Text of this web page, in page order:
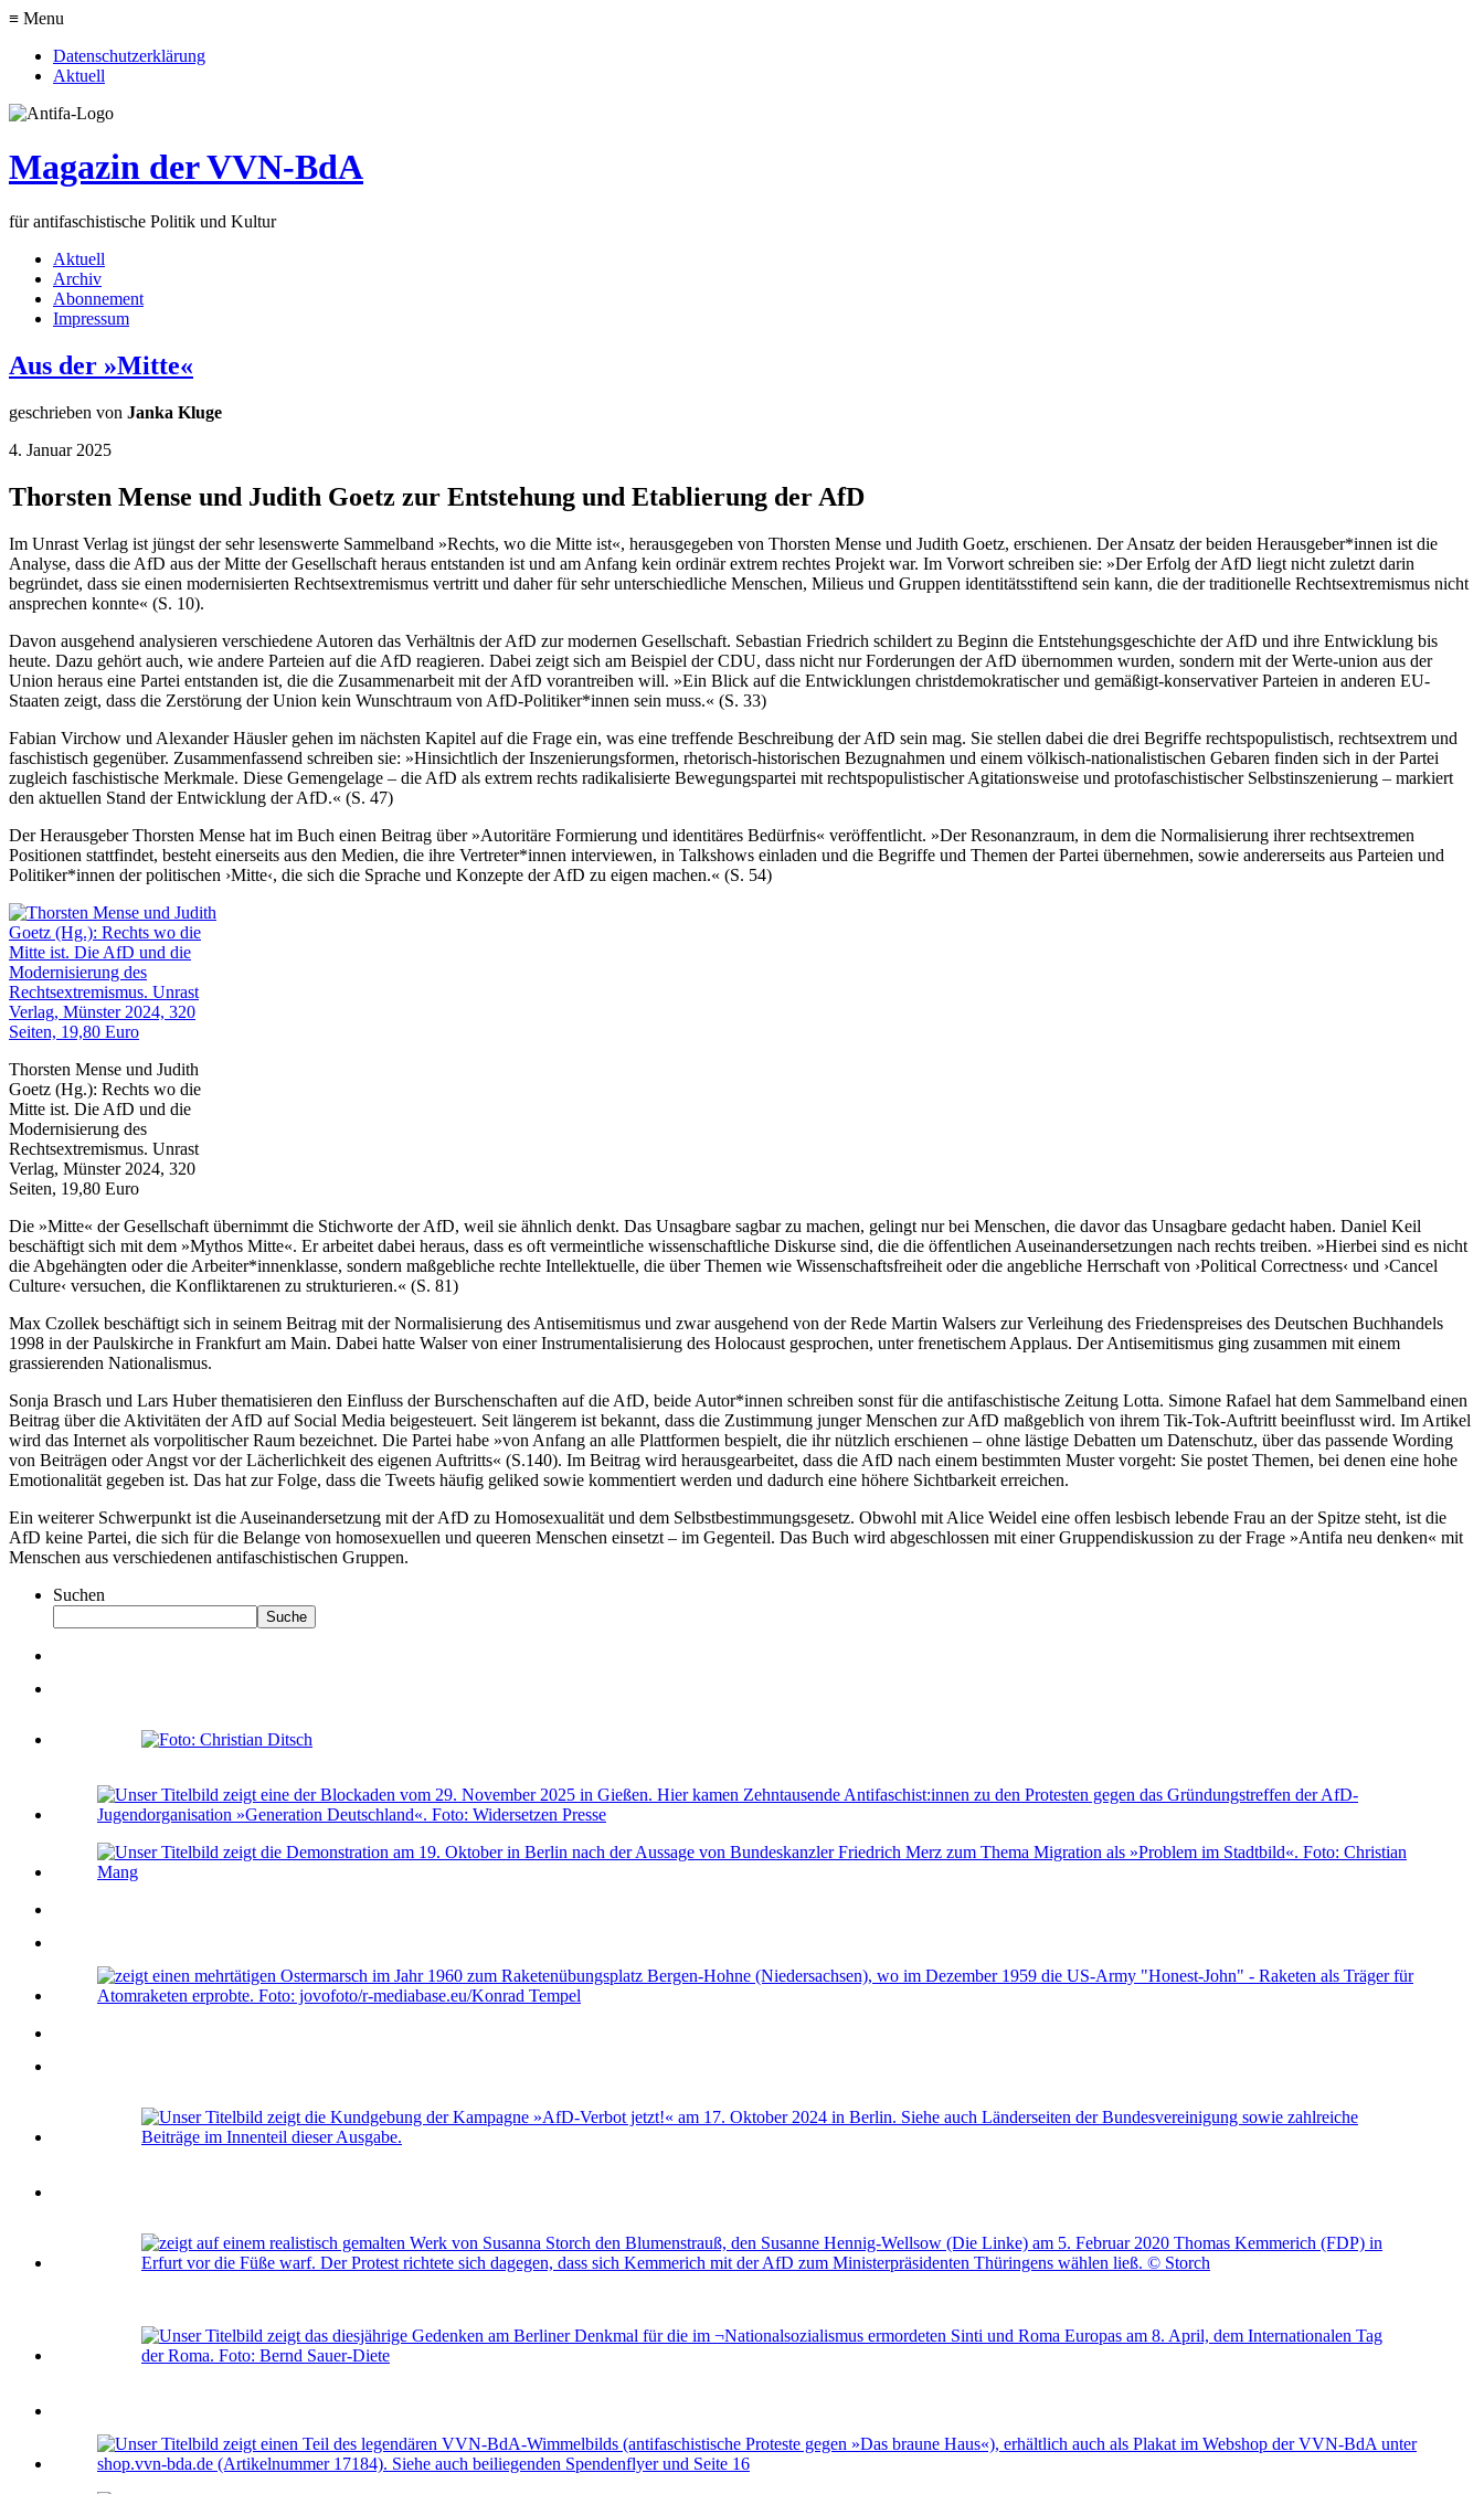
≡ Menu
Datenschutzerklärung
Aktuell
Magazin der VVN-BdA
für antifaschistische Politik und Kultur
Aktuell
Archiv
Abonnement
Impressum
Aus der »Mitte«
geschrieben von Janka Kluge
4. Januar 2025
Thorsten Mense und Judith Goetz zur Entstehung und Etablierung der AfD
Im Unrast Verlag ist jüngst der sehr lesenswerte Sammelband »Rechts, wo die Mitte ist«, herausgegeben von Thorsten Mense und Judith Goetz, erschienen. Der Ansatz der beiden Herausgeber*innen ist die
Analyse, dass die AfD aus der Mitte der Gesellschaft heraus entstanden ist und am Anfang kein ordinär extrem rechtes Projekt war. Im Vorwort schreiben sie: »Der Erfolg der AfD liegt nicht zuletzt darin
begründet, dass sie einen modernisierten Rechtsextremismus vertritt und daher für sehr unterschiedliche Menschen, Milieus und Gruppen identitätsstiftend sein kann, die der traditionelle Rechtsextremismus nicht
ansprechen konnte« (S. 10).
Davon ausgehend analysieren verschiedene Autoren das Verhältnis der AfD zur modernen Gesellschaft. Sebastian Friedrich schildert zu Beginn die Entstehungsgeschichte der AfD und ihre Entwicklung bis
heute. Dazu gehört auch, wie andere Parteien auf die AfD reagieren. Dabei zeigt sich am Beispiel der CDU, dass nicht nur Forderungen der AfD übernommen wurden, sondern mit der Werte-union aus der
Union heraus eine Partei entstanden ist, die die Zusammenarbeit mit der AfD vorantreiben will. »Ein Blick auf die Entwicklungen christdemokratischer und gemäßigt-konservativer Parteien in anderen EU-
Staaten zeigt, dass die Zerstörung der Union kein Wunschtraum von AfD-Politiker*innen sein muss.« (S. 33)
Fabian Virchow und Alexander Häusler gehen im nächsten Kapitel auf die Frage ein, was eine treffende Beschreibung der AfD sein mag. Sie stellen dabei die drei Begriffe rechtspopulistisch, rechtsextrem und
faschistisch gegenüber. Zusammenfassend schreiben sie: »Hinsichtlich der Inszenierungsformen, rhetorisch-historischen Bezugnahmen und einem völkisch-nationalistischen Gebaren finden sich in der Partei
zugleich faschistische Merkmale. Diese Gemengelage – die AfD als extrem rechts radikalisierte Bewegungspartei mit rechtspopulistischer Agitationsweise und protofaschistischer Selbstinszenierung – markiert
den aktuellen Stand der Entwicklung der AfD.« (S. 47)
Der Herausgeber Thorsten Mense hat im Buch einen Beitrag über »Autoritäre Formierung und identitäres Bedürfnis« veröffentlicht. »Der Resonanzraum, in dem die Normalisierung ihrer rechtsextremen
Positionen stattfindet, besteht einerseits aus den Medien, die ihre Vertreter*innen interviewen, in Talkshows einladen und die Begriffe und Themen der Partei übernehmen, sowie andererseits aus Parteien und
Politiker*innen der politischen ›Mitte‹, die sich die Sprache und Konzepte der AfD zu eigen machen.« (S. 54)
Thorsten Mense und Judith
Goetz (Hg.): Rechts wo die
Mitte ist. Die AfD und die
Modernisierung des
Rechtsextremismus. Unrast
Verlag, Münster 2024, 320
Seiten, 19,80 Euro
Die »Mitte« der Gesellschaft übernimmt die Stichworte der AfD, weil sie ähnlich denkt. Das Unsagbare sagbar zu machen, gelingt nur bei Menschen, die davor das Unsagbare gedacht haben. Daniel Keil
beschäftigt sich mit dem »Mythos Mitte«. Er arbeitet dabei heraus, dass es oft vermeintliche wissenschaftliche Diskurse sind, die die öffentlichen Auseinandersetzungen nach rechts treiben. »Hierbei sind es nicht
die Abgehängten oder die Arbeiter*innenklasse, sondern maßgebliche rechte Intellektuelle, die über Themen wie Wissenschaftsfreiheit oder die angebliche Herrschaft von ›Political Correctness‹ und ›Cancel
Culture‹ versuchen, die Konfliktarenen zu strukturieren.« (S. 81)
Max Czollek beschäftigt sich in seinem Beitrag mit der Normalisierung des Antisemitismus und zwar ausgehend von der Rede Martin Walsers zur Verleihung des Friedenspreises des Deutschen Buchhandels
1998 in der Paulskirche in Frankfurt am Main. Dabei hatte Walser von einer Instrumentalisierung des Holocaust gesprochen, unter frenetischem Applaus. Der Antisemitismus ging zusammen mit einem
grassierenden Nationalismus.
Sonja Brasch und Lars Huber thematisieren den Einfluss der Burschenschaften auf die AfD, beide Autor*innen schreiben sonst für die antifaschistische Zeitung Lotta. Simone Rafael hat dem Sammelband einen
Beitrag über die Aktivitäten der AfD auf Social Media beigesteuert. Seit längerem ist bekannt, dass die Zustimmung junger Menschen zur AfD maßgeblich von ihrem Tik-Tok-Auftritt beeinflusst wird. Im Artikel
wird das Internet als vorpolitischer Raum bezeichnet. Die Partei habe »von Anfang an alle Plattformen bespielt, die ihr nützlich erschienen – ohne lästige Debatten um Datenschutz, über das passende Wording
von Beiträgen oder Angst vor der Lächerlichkeit des eigenen Auftritts« (S.140). Im Beitrag wird herausgearbeitet, dass die AfD nach einem bestimmten Muster vorgeht: Sie postet Themen, bei denen eine hohe
Emotionalität gegeben ist. Das hat zur Folge, dass die Tweets häufig geliked sowie kommentiert werden und dadurch eine höhere Sichtbarkeit erreichen.
Ein weiterer Schwerpunkt ist die Auseinandersetzung mit der AfD zu Homosexualität und dem Selbstbestimmungsgesetz. Obwohl mit Alice Weidel eine offen lesbisch lebende Frau an der Spitze steht, ist die
AfD keine Partei, die sich für die Belange von homosexuellen und queeren Menschen einsetzt – im Gegenteil. Das Buch wird abgeschlossen mit einer Gruppendiskussion zu der Frage »Antifa neu denken« mit
Menschen aus verschiedenen antifaschistischen Gruppen.
Suchen
Suche